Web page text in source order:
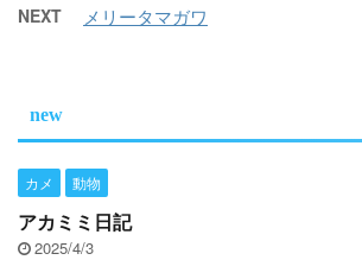
NEXT メリータマガワ
new
カメ
動物
アカミミ日記
2025/4/3